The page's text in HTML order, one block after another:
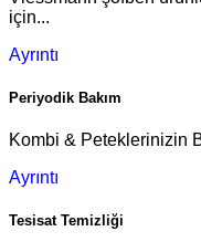
için...
Ayrıntı
Periyodik Bakım
Kombi & Peteklerinizin
Ayrıntı
Tesisat Temizliği